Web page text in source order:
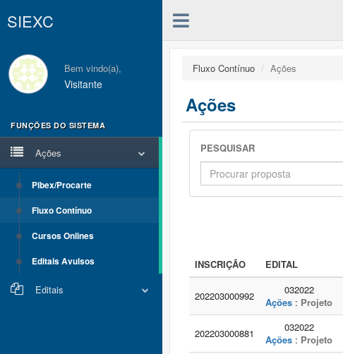
SIEXC
Bem vindo(a),
Visitante
FUNÇÕES DO SISTEMA
Ações
Pibex/Procarte
Fluxo Contínuo
Cursos Onlines
Editais Avulsos
Editais
Fluxo Contínuo Ações
Ações
PESQUISAR
INSCRIÇÃO EDITAL
202203000992
032022
Ações : Projeto
202203000881
032022
Ações : Projeto